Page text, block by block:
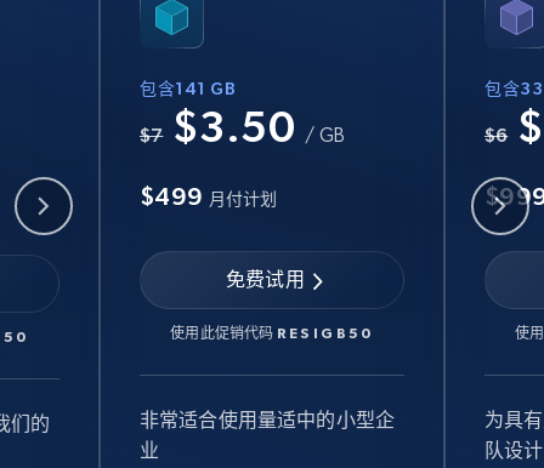
们的
包含141 GB
$7 $3.50 / GB
$499 月付计划
免费试用
使用此促销代码 RESIGB50
非常适合使用量适中的小型企
业
包含
$6
使
为具
队设计